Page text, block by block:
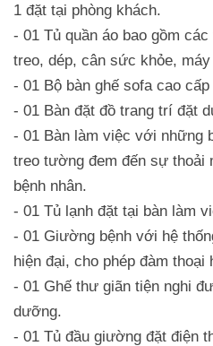
1 đặt tại phòng khách.
- 01 Tủ quần áo bao gồm
treo, dép, cân sức khỏe,
- 01 Bộ bàn ghế sofa cao
- 01 Bàn đặt đồ trang trí đặt
- 01 Bàn làm việc với những
treo tường đem đến sự thoải
bệnh nhân.
- 01 Tủ lạnh đặt tại bàn làm
- 01 Giường bệnh với hệ
hiện đại, cho phép đàm thoại
- 01 Ghế thư giãn tiện nghi
dưỡng.
- 01 Tủ đầu giường đặt điện